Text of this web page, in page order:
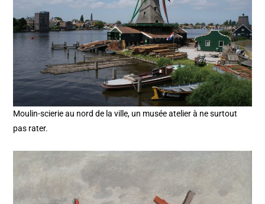
Moulin-scierie au nord de la ville, un musée atelier à ne surtout
pas rater.